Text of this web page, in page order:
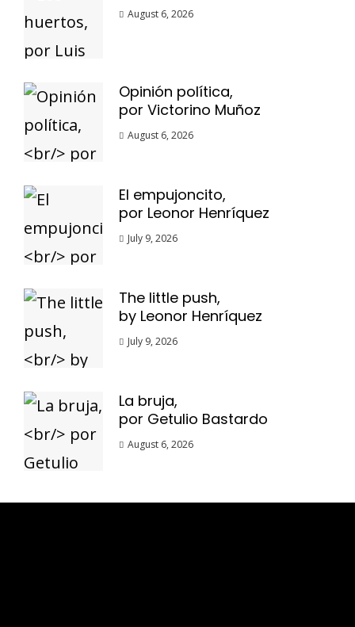
August 6, 2026
Opinión política,
por Victorino Muñoz
August 6, 2026
El empujoncito,
por Leonor Henríquez
July 9, 2026
The little push,
by Leonor Henríquez
July 9, 2026
La bruja,
por Getulio Bastardo
August 6, 2026